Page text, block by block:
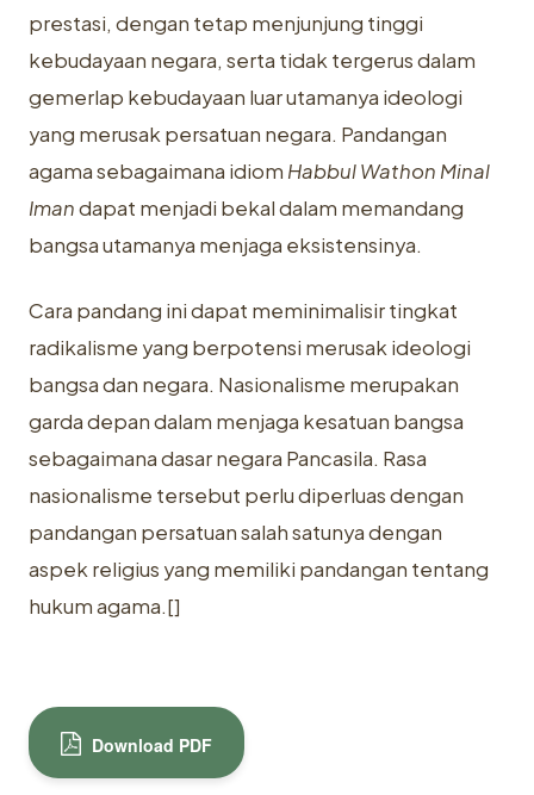
prestasi, dengan tetap menjunjung tinggi
kebudayaan negara, serta tidak tergerus dalam
gemerlap kebudayaan luar utamanya ideologi
yang merusak persatuan negara. Pandangan
agama sebagaimana idiom Habbul Wathon Minal
Imandapat menjadi bekal dalam memandang
bangsa utamanya menjaga eksistensinya.
Cara pandang ini dapat meminimalisir tingkat
radikalisme yang berpotensi merusak ideologi
bangsa dan negara. Nasionalisme merupakan
garda depan dalam menjaga kesatuan bangsa
sebagaimana dasar negara Pancasila. Rasa
nasionalisme tersebut perlu diperluas dengan
pandangan persatuan salah satunya dengan
aspek religius yang memiliki pandangan tentang
hukum agama.[]
Download PDF